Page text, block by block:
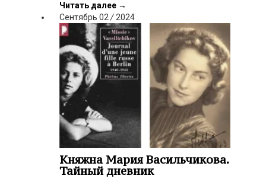
Читать далее →
Сентябрь 02/2024
Княжна Мария Васильчикова.
Тайный дневник